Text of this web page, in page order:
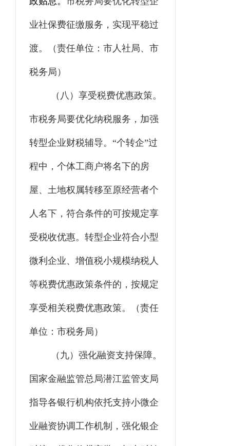
业社保费征缴服务，实现平稳过
渡。 （责任单位：市人社局、市
税务局）
（ 八 ）享受税费优惠政策。
市税务局要优化纳税服务， 加强
转型企业财税辅导。 “个转企”过
程中，个体工商户将名下的房
屋、土地权属转移至原经营者个
人名下，符合条件的可按规定享
受税收优惠。转型企业符合小型
微利企业、增值税小规模纳税人
等税费优惠政策条件的，按规定
享受相关税费优惠政策。 （责任
单位：市税务局）
（九）强化融资支持保障。
国家金融监管总局潜江监管支局
指导各银行机构依托支持小微企
业融资协调工作机制，强化银企